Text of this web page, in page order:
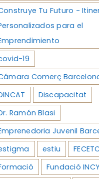
Tu Futuro -
para el
19
Comerç
Discapacitat
Ramón Blasi
Juvenil
estiu
Fundació